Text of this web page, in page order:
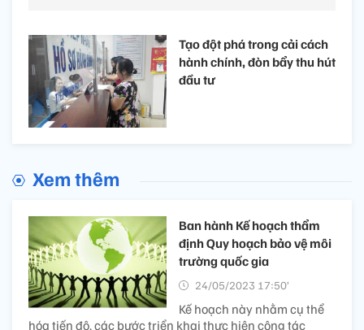
Tạo đột phá trong cải cách
hành chính, đòn bẩy thu hút
đầu tư
Xem thêm
Ban hành Kế hoạch thẩm
định Quy hoạch bảo vệ môi
trường quốc gia
24/05/2023 17:50’
Kế hoạch này nhằm cụ thể
hóa tiến độ, các bước triển khai thực hiện công tác